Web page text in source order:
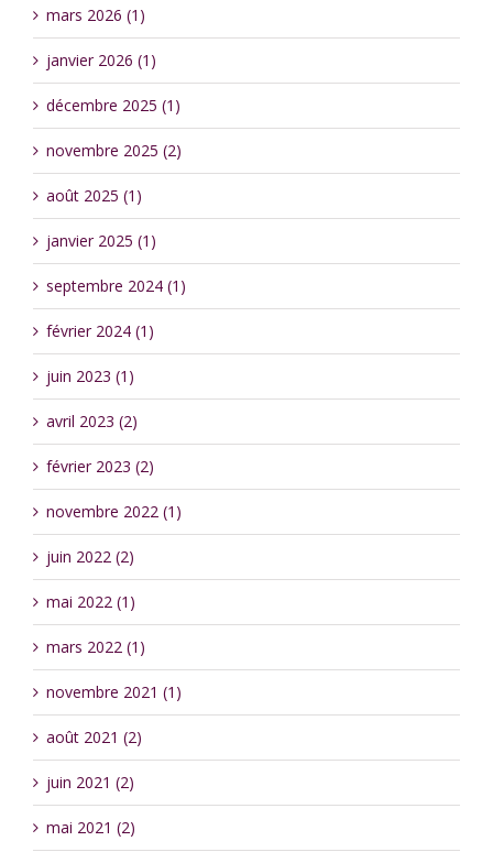
mars 2026 (1)
janvier 2026 (1)
décembre 2025 (1)
novembre 2025 (2)
août 2025 (1)
janvier 2025 (1)
septembre 2024 (1)
février 2024 (1)
juin 2023 (1)
avril 2023 (2)
février 2023 (2)
novembre 2022 (1)
juin 2022 (2)
mai 2022 (1)
mars 2022 (1)
novembre 2021 (1)
août 2021 (2)
juin 2021 (2)
mai 2021 (2)